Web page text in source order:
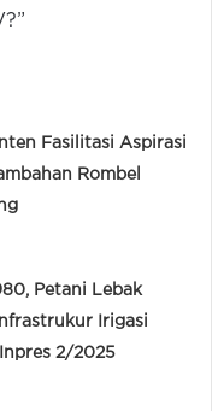
Fasilitasi Aspirasi
Rombel
Petani Lebak
Irigasi
2/2025